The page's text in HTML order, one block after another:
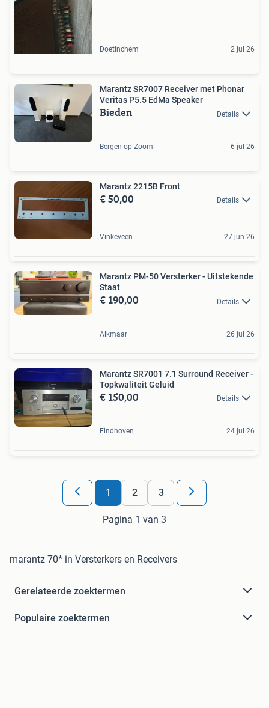
Doetinchem 2 jul 26
Marantz SR7007 Receiver met Phonar
Veritas P5.5 EdMa Speaker
Bieden Details
Bergen op Zoom 6 jul 26
Marantz 2215B Front
€ 50,00 Details
Vinkeveen 27 jun 26
Marantz PM-50 Versterker - Uitstekende
Staat
€ 190,00 Details
Alkmaar 26 jul 26
Marantz SR7001 7.1 Surround Receiver -
Topkwaliteit Geluid
€ 150,00 Details
Eindhoven 24 jul 26
1 2 3
Pagina 1 van 3
marantz 70* in Versterkers en Receivers
Gerelateerde zoektermen
Populaire zoektermen